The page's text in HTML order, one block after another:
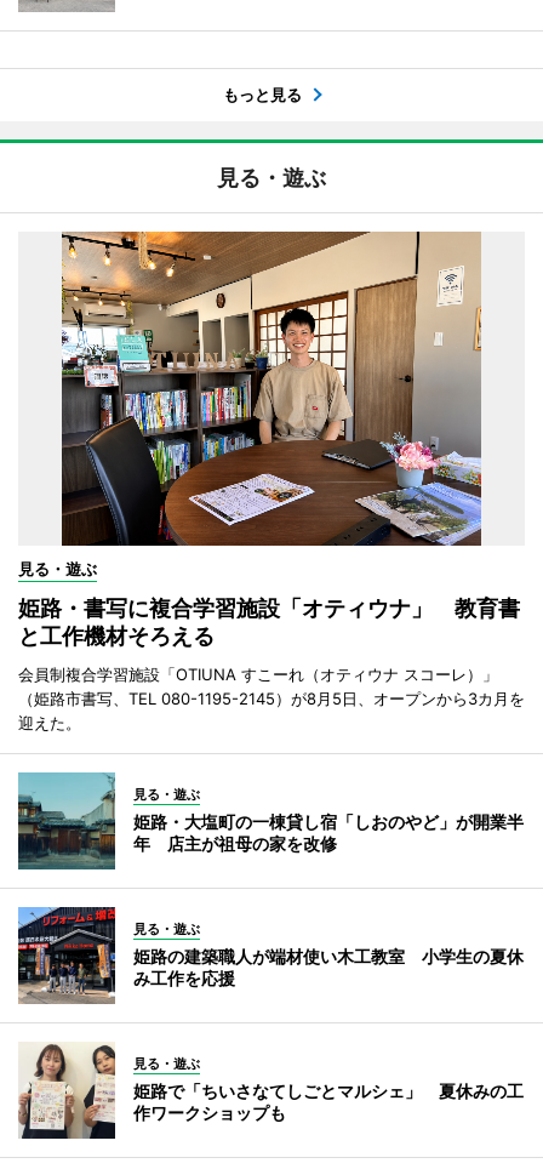
もっと見る
見る・遊ぶ
見る・遊ぶ
姫路・書写に複合学習施設「オティウナ」 教育書
と工作機材そろえる
会員制複合学習施設「OTIUNA すこーれ（オティウナ スコーレ）」
（姫路市書写、TEL 080-1195-2145）が8月5日、オープンから3カ月を
迎えた。
見る・遊ぶ
姫路・大塩町の一棟貸し宿「しおのやど」が開業半
年 店主が祖母の家を改修
見る・遊ぶ
姫路の建築職人が端材使い木工教室 小学生の夏休
み工作を応援
見る・遊ぶ
姫路で「ちいさなてしごとマルシェ」 夏休みの工
作ワークショップも